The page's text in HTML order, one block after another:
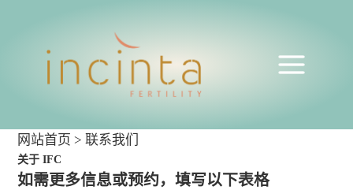
网站首页 > 联系我们
关于 IFC
如需更多信息或预约，填写以下表格